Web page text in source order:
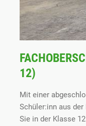
12)
Mit einer
Schüler:inn aus
Sie in der Klasse